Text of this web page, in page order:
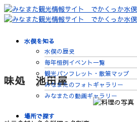
水俣を知る
水俣の歴史
毎年恒例イベント一覧
観光パンフレット・散策マップ
みなまたのフォトギャラリー
みなまたの動画ギャラリー
場所で探す
味処 池田屋